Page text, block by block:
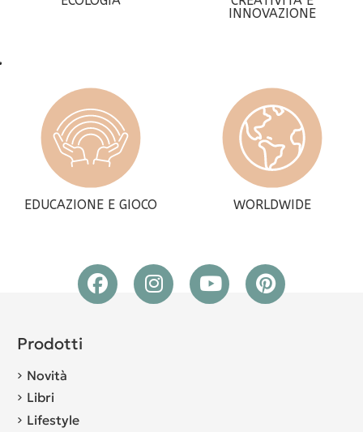
INNOVAZIONE
EDUCAZIONE E GIOCO WORLDWIDE
Prodotti
Novità
Libri
Lifestyle